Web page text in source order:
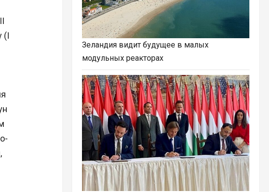
(I
Зеландия видит будущее в малых
модульных реакторах